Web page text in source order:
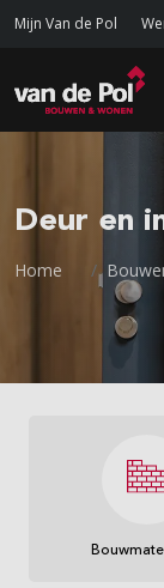
Mijn Van de Pol
Deur en
Home